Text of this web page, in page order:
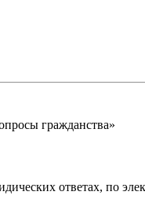
гражданства»
ответах, по